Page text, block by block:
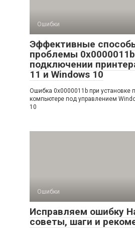
Ошибки
Эффективные
проблемы
подключении
11 и Windows 10
Ошибка 0x0000011b при установке
компьютере под управлением
10
Ошибки
Исправляем ошибку
советы, шаги и